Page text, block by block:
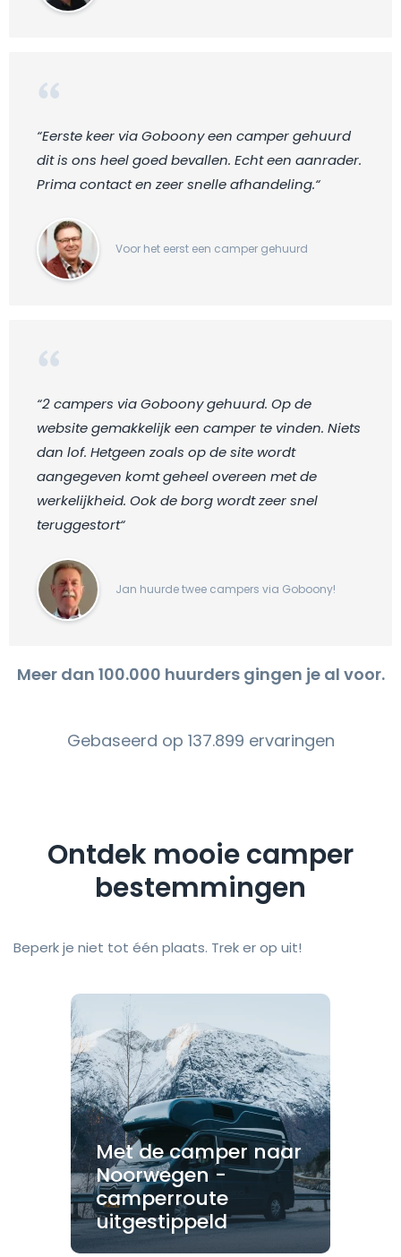
“Eerste keer via Goboony een camper gehuurd
dit is ons heel goed bevallen. Echt een aanrader.
Prima contact en zeer snelle afhandeling.“
Voor het eerst een camper gehuurd
“2 campers via Goboony gehuurd. Op de
website gemakkelijk een camper te vinden. Niets
dan lof. Hetgeen zoals op de site wordt
aangegeven komt geheel overeen met de
werkelijkheid. Ook de borg wordt zeer snel
teruggestort“
Jan huurde twee campers via Goboony!
Meer dan 100.000 huurders gingen je al voor.
Gebaseerd op 137.899 ervaringen
Ontdek mooie camper
bestemmingen
Beperk je niet tot één plaats. Trek er op uit!
Met de camper naar
Noorwegen -
camperroute
uitgestippeld